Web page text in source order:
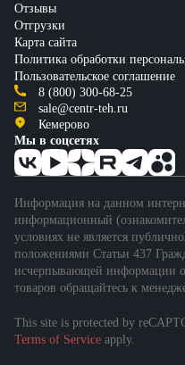
Отзывы
Отгрузки
Карта сайта
Политика обработки
Пользовательское соглашение
8 (800) 300-68-25
sale@centr-teh.ru
Кемерово
Мы в соцсетях
Информация на данном
информационный
условиях не является
положениями Статьи 437
исчерпывающей информации о
товаров обращайтесь к
This site is protected by
Terms of Service apply.
Подобрать спецтехнику
за 1 минуту